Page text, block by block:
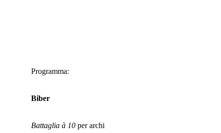
Programma:
Biber
Battaglia à 10 per archi